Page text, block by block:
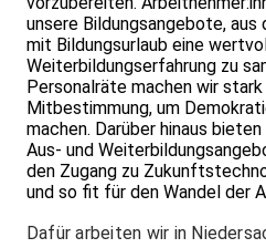
unsere Bildungsangebote,
mit Bildungsurlaub eine
Weiterbildungserfahrung zu
Personalräte machen wir
Mitbestimmung, um
machen. Darüber hinaus
Aus- und
den Zugang zu
und so fit für den Wandel der
Dafür arbeiten wir in